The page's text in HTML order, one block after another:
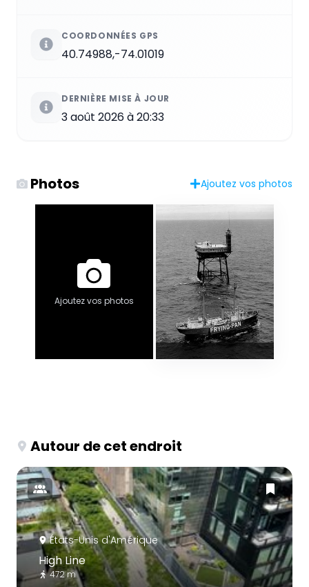
COORDONNÉES GPS
40.74988,-74.01019
DERNIÈRE MISE À JOUR
3 août 2026 à 20:33
Photos Ajoutez vos photos
Ajoutez vos photos
Autour de cet endroit
États-Unis d'Amérique
High Line
472 m